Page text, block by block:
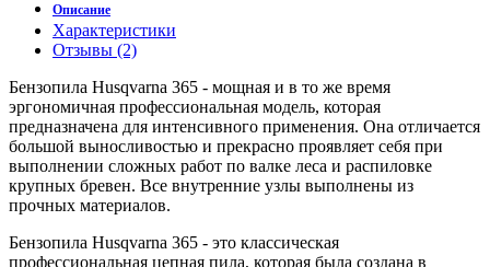
Описание
Характеристики
Отзывы (2)
Бензопила Husqvarna 365 - мощная и в то же время
эргономичная профессиональная модель, которая
предназначена для интенсивного применения. Она отличается
большой выносливостью и прекрасно проявляет себя при
выполнении сложных работ по валке леса и распиловке
крупных бревен. Все внутренние узлы выполнены из
прочных материалов.
Бензопила Husqvarna 365 - это классическая
профессиональная цепная пила, которая была создана в